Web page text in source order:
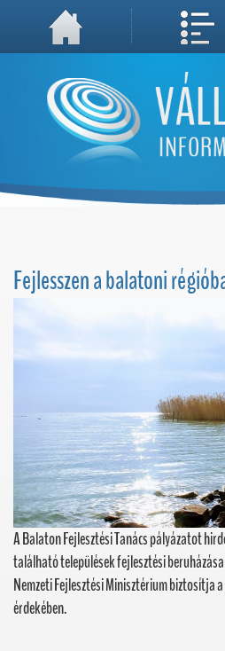
A weboldal használatával Ön elfogadja, hogy Cookie-kat (sütiket) tároljunk
Fejlesszen a balatoni
A Balaton Fejlesztési Tanács pályázatot
található települések fejlesztési
Nemzeti Fejlesztési Minisztérium biztosítja
érdekében.